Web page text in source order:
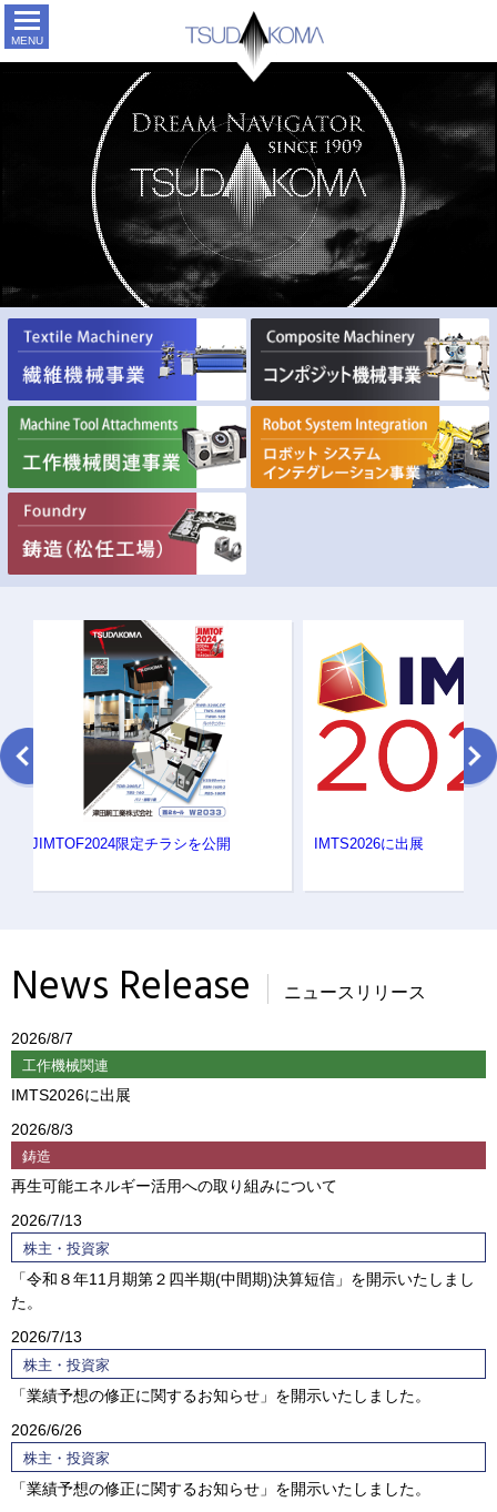
JIMTOF2024限定チラシを公開 IMTS2026に出展
News Release ニュースリリース
2026 8/7
工作機械関連
IMTS2026に出展
2026 8/3
鋳造
再生可能エネルギー活用への取り組みについて
2026 7/13
株主・投資家
「令和８年11月期第２四半期(中間期)決算短信」を開示いたしまし
た。
2026 7/13
株主・投資家
「業績予想の修正に関するお知らせ」を開示いたしました。
2026 6/26
株主・投資家
「業績予想の修正に関するお知らせ」を開示いたしました。